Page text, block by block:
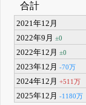
合計
2021年12月
2022年9月±0
2022年12月±0
2023年12月-70万
2024年12月+511万
2025年12月-1180万